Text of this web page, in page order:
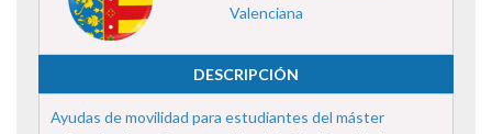
Valenciana
DESCRIPCIÓN
Ayudas de movilidad para estudiantes del máster